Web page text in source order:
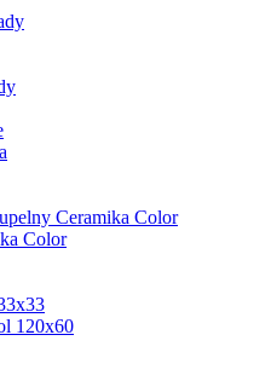
Ceramika Color
Color
120x60